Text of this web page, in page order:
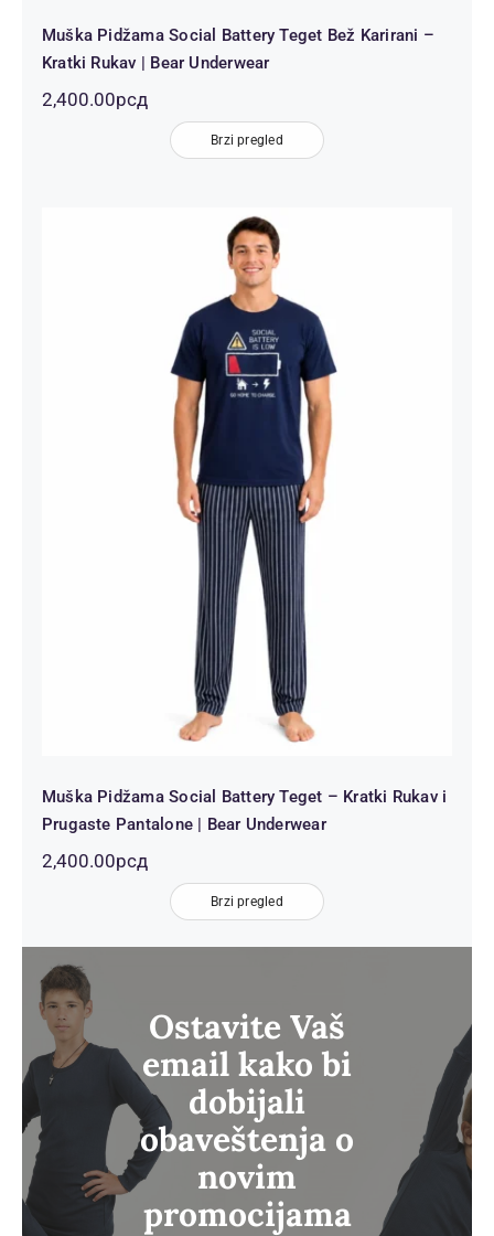
Muška Pidžama Social Battery Teget Bež Karirani –
Kratki Rukav | Bear Underwear
2,400.00рсд
Brzi pregled
Muška Pidžama Social Battery Teget
– Kratki Rukav i Prugaste Pantalone
| Bear Underwear
Muška Pidžama Social Battery Teget – Kratki Rukav i
Prugaste Pantalone | Bear Underwear
2,400.00рсд
Brzi pregled
Ostavite Vaš
email kako bi
dobijali
obaveštenja o
novim
promocijama